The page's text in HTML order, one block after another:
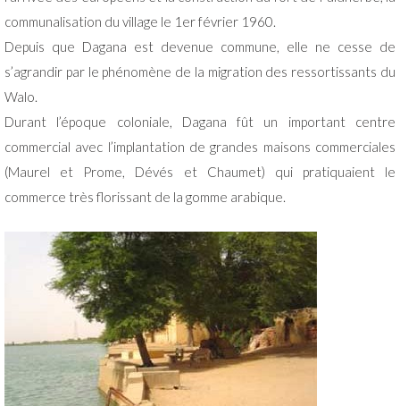
communalisation du village le 1er février 1960.
Depuis que Dagana est devenue commune, elle ne cesse de
s’agrandir par le phénomène de la migration des ressortissants du
Walo.
Durant l’époque coloniale, Dagana fût un important centre
commercial avec l’implantation de grandes maisons commerciales
(Maurel et Prome, Dévés et Chaumet) qui pratiquaient le
commerce très florissant de la gomme arabique.